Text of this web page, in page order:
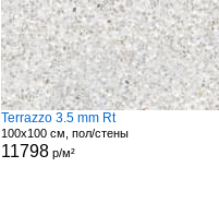
Terrazzo 3.5 mm Rt
100x100 см, пол/стены
11798р/м²